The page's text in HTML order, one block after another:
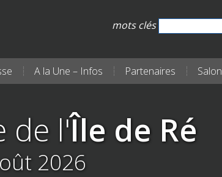
mots clés
A la Une – Infos Partenaires Salon
de l'Île de Ré
2026